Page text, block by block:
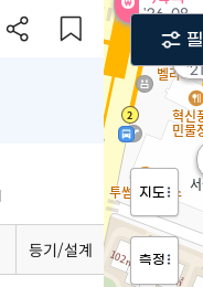
'26. 08
지도
측정
등기/설계